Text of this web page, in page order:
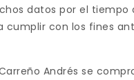
datos por el tiempo
cumplir con los fines
Andrés se